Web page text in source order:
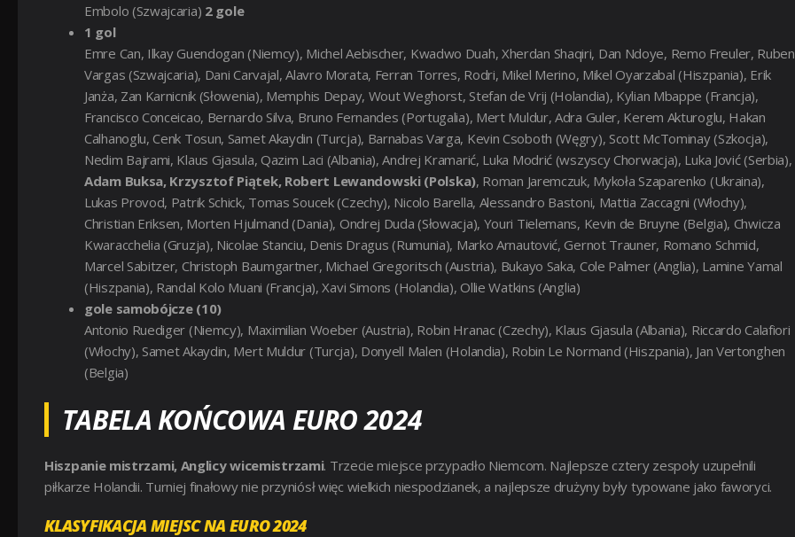
Embolo (Szwajcaria) 2 gole
1 gol
Emre Can, Ilkay Guendogan (Niemcy), Michel Aebischer, Kwadwo Duah, Xherdan Shaqiri, Dan Ndoye, Remo Freuler, Ruben
Vargas (Szwajcaria), Dani Carvajal, Alavro Morata, Ferran Torres, Rodri, Mikel Merino, Mikel Oyarzabal (Hiszpania), Erik
Janża, Zan Karnicnik (Słowenia), Memphis Depay, Wout Weghorst, Stefan de Vrij (Holandia), Kylian Mbappe (Francja),
Francisco Conceicao, Bernardo Silva, Bruno Fernandes (Portugalia), Mert Muldur, Adra Guler, Kerem Akturoglu, Hakan
Calhanoglu, Cenk Tosun, Samet Akaydin (Turcja), Barnabas Varga, Kevin Csoboth (Węgry), Scott McTominay (Szkocja),
Nedim Bajrami, Klaus Gjasula, Qazim Laci (Albania), Andrej Kramarić, Luka Modrić (wszyscy Chorwacja), Luka Jović (Serbia),
Adam Buksa, Krzysztof Piątek, Robert Lewandowski (Polska), Roman Jaremczuk, Mykoła Szaparenko (Ukraina),
Lukas Provod, Patrik Schick, Tomas Soucek (Czechy), Nicolo Barella, Alessandro Bastoni, Mattia Zaccagni (Włochy),
Christian Eriksen, Morten Hjulmand (Dania), Ondrej Duda (Słowacja), Youri Tielemans, Kevin de Bruyne (Belgia), Chwicza
Kwaracchelia (Gruzja), Nicolae Stanciu, Denis Dragus (Rumunia), Marko Arnautović, Gernot Trauner, Romano Schmid,
Marcel Sabitzer, Christoph Baumgartner, Michael Gregoritsch (Austria), Bukayo Saka, Cole Palmer (Anglia), Lamine Yamal
(Hiszpania), Randal Kolo Muani (Francja), Xavi Simons (Holandia), Ollie Watkins (Anglia)
gole samobójcze (10)
Antonio Ruediger (Niemcy), Maximilian Woeber (Austria), Robin Hranac (Czechy), Klaus Gjasula (Albania), Riccardo Calafiori
(Włochy), Samet Akaydin, Mert Muldur (Turcja), Donyell Malen (Holandia), Robin Le Normand (Hiszpania), Jan Vertonghen
(Belgia)
TABELA KOŃCOWA EURO 2024
Hiszpanie mistrzami, Anglicy wicemistrzami. Trzecie miejsce przypadło Niemcom. Najlepsze cztery zespoły uzupełnili
piłkarze Holandii. Turniej finałowy nie przyniósł więc wielkich niespodzianek, a najlepsze drużyny były typowane jako faworyci.
KLASYFIKACJA MIEJSC NA EURO 2024